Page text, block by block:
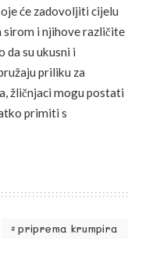
će zadovoljiti cijelu
sirom i njihove različite
da su ukusni i
priliku za
žličnjaci mogu postati
primiti s
priprema krumpira